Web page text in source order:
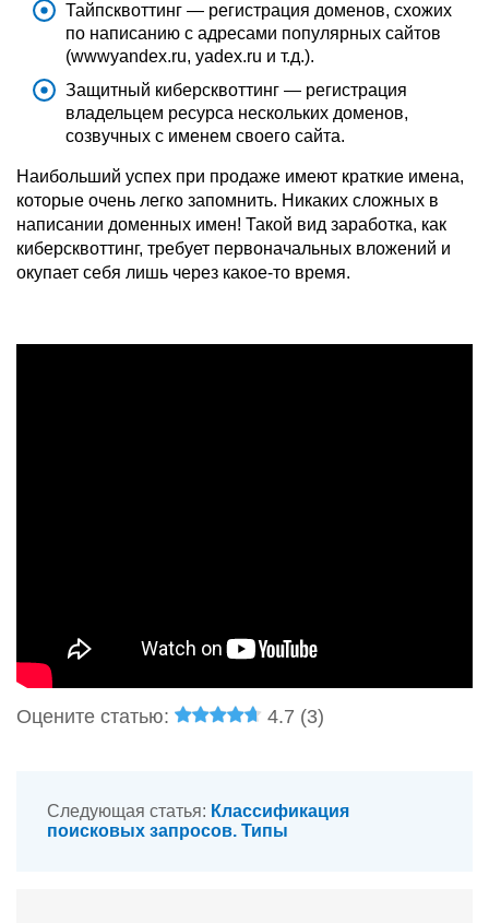
Тайпсквоттинг — регистрация доменов, схожих
по написанию с адресами популярных сайтов
(wwwyandex.ru, yadex.ru и т.д.).
Защитный киберсквоттинг — регистрация
владельцем ресурса нескольких доменов,
созвучных с именем своего сайта.
Наибольший успех при продаже имеют краткие имена,
которые очень легко запомнить. Никаких сложных в
написании доменных имен! Такой вид заработка, как
киберсквоттинг, требует первоначальных вложений и
окупает себя лишь через какое-то время.
Оцените статью: 4.7 (3)
Следующая статья: Классификация
поисковых запросов. Типы